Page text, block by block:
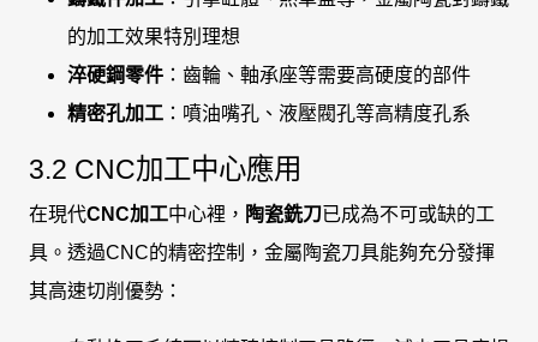
的加工效果特別理想
淬硬鋼零件 ：齒輪、軸承座等需要高硬度的部件
精密孔加工 ：噴油嘴孔、液壓閥孔等高精度孔系
3.2 CNC加工中心應用
在現代CNC加工中心裡， 陶瓷銑刀已成為不可或缺的工
具。透過CNC的精密控制，金屬陶瓷刀具能夠充分發揮
其高速切削優勢：